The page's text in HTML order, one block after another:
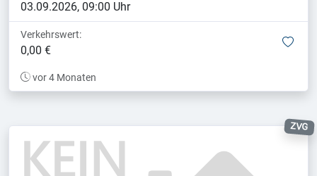
03.09.2026, 09:00 Uhr
Verkehrswert:
0,00 €
vor 4 Monaten
ZVG